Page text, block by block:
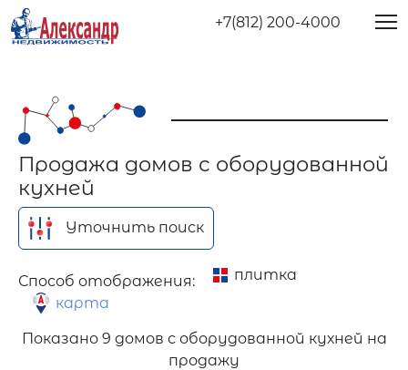
+7(812) 200-4000
Продажа домов с оборудованной
кухней
Уточнить поиск
Способ отображения:
плитка
карта
Показано 9 домов с оборудованной кухней на
продажу